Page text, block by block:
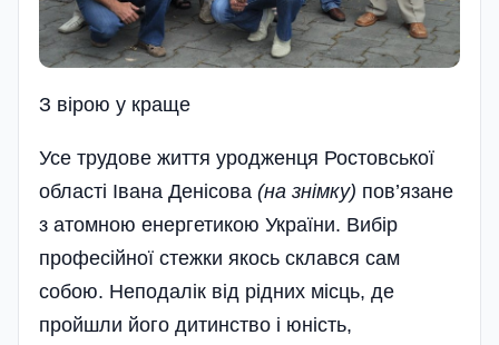
З вiрою у краще
Усе трудове життя уро­дженця Ростовської
області Івана Денісова (на знімку) пов’язане
з атомною енергетикою України. Вибір
професійної стежки якось склався сам
собою. Неподалік від рідних місць, де
пройшли його дитинство і юність,